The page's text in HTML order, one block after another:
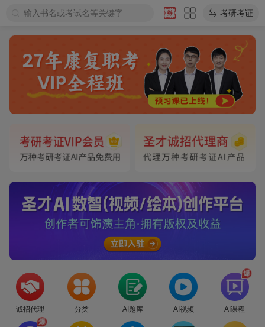
输入书名或考试名等关键字 考研考证
诚招代理 分类 AI题库 AI视频
爆
AI课程
爆